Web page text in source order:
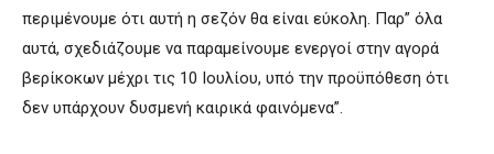
περιμένουμε ότι αυτή η σεζόν θα είναι εύκολη. Παρ” όλα
αυτά, σχεδιάζουμε να παραμείνουμε ενεργοί στην αγορά
βερίκοκων μέχρι τις 10 Ιουλίου, υπό την προϋπόθεση ότι
δεν υπάρχουν δυσμενή καιρικά φαινόμενα”.